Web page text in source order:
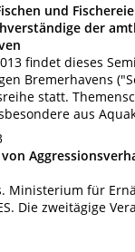
und
der
findet dieses
Bremerhavens
statt.
aus
Ministerium für
Die zweitägige